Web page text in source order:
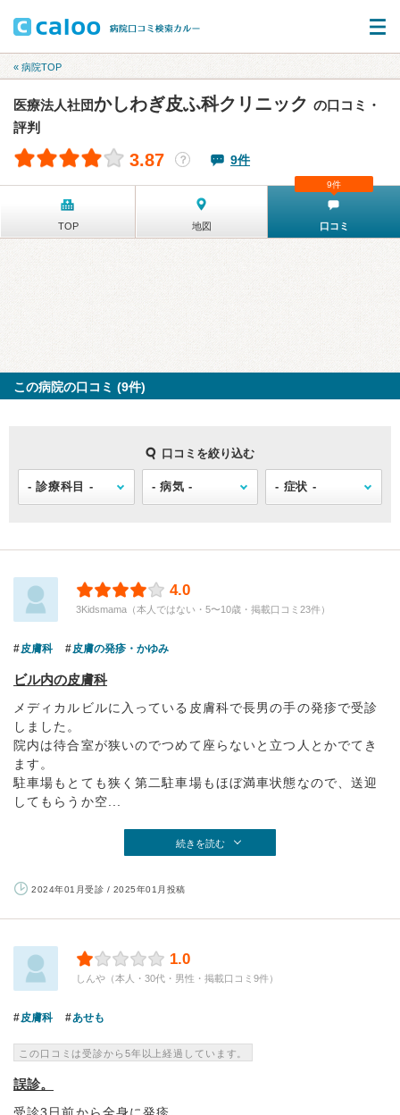
« 病院TOP
医療法人社団かしわぎ皮ふ科クリニック の口コミ・
評判
3.87 ？ 9件
TOP 地図 口コミ
9件
この病院の口コミ (9件)
口コミを絞り込む
4.0
3Kidsmama（本人ではない・5〜10歳・掲載口コミ23件）
皮膚科 皮膚の発疹・かゆみ
ビル内の皮膚科
メディカルビルに入っている皮膚科で長男の手の発疹で受診
しました。
院内は待合室が狭いのでつめて座らないと立つ人とかでてき
ます。
駐車場もとても狭く第二駐車場もほぼ満車状態なので、送迎
してもらうか空...
続きを読む
2024年01月受診 / 2025年01月投稿
1.0
しんや（本人・30代・男性・掲載口コミ9件）
皮膚科 あせも
この口コミは受診から5年以上経過しています。
誤診。